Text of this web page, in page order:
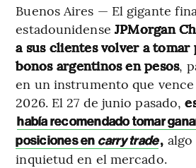
Buenos Aires — El gigante
estadounidense JPMorgan
a sus clientes volver a tomar
bonos argentinos en pesos,
en un instrumento que
2026. El 27 de junio pasado,
había recomendado tomar
posiciones en carry trade,
inquietud en el mercado.